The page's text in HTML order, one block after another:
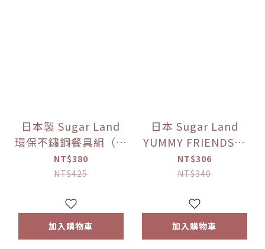
日本製 Sugar Land
環保不鏽鋼餐具組（附
收納盒） 多色可選
NT$380
NT$425
加入購物車
日本 Sugar Land
YUMMY FRIENDS系
餐飯碗
NT$306
NT$340
加入購物車